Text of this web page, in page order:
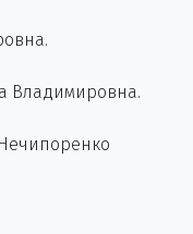
Владимировна.